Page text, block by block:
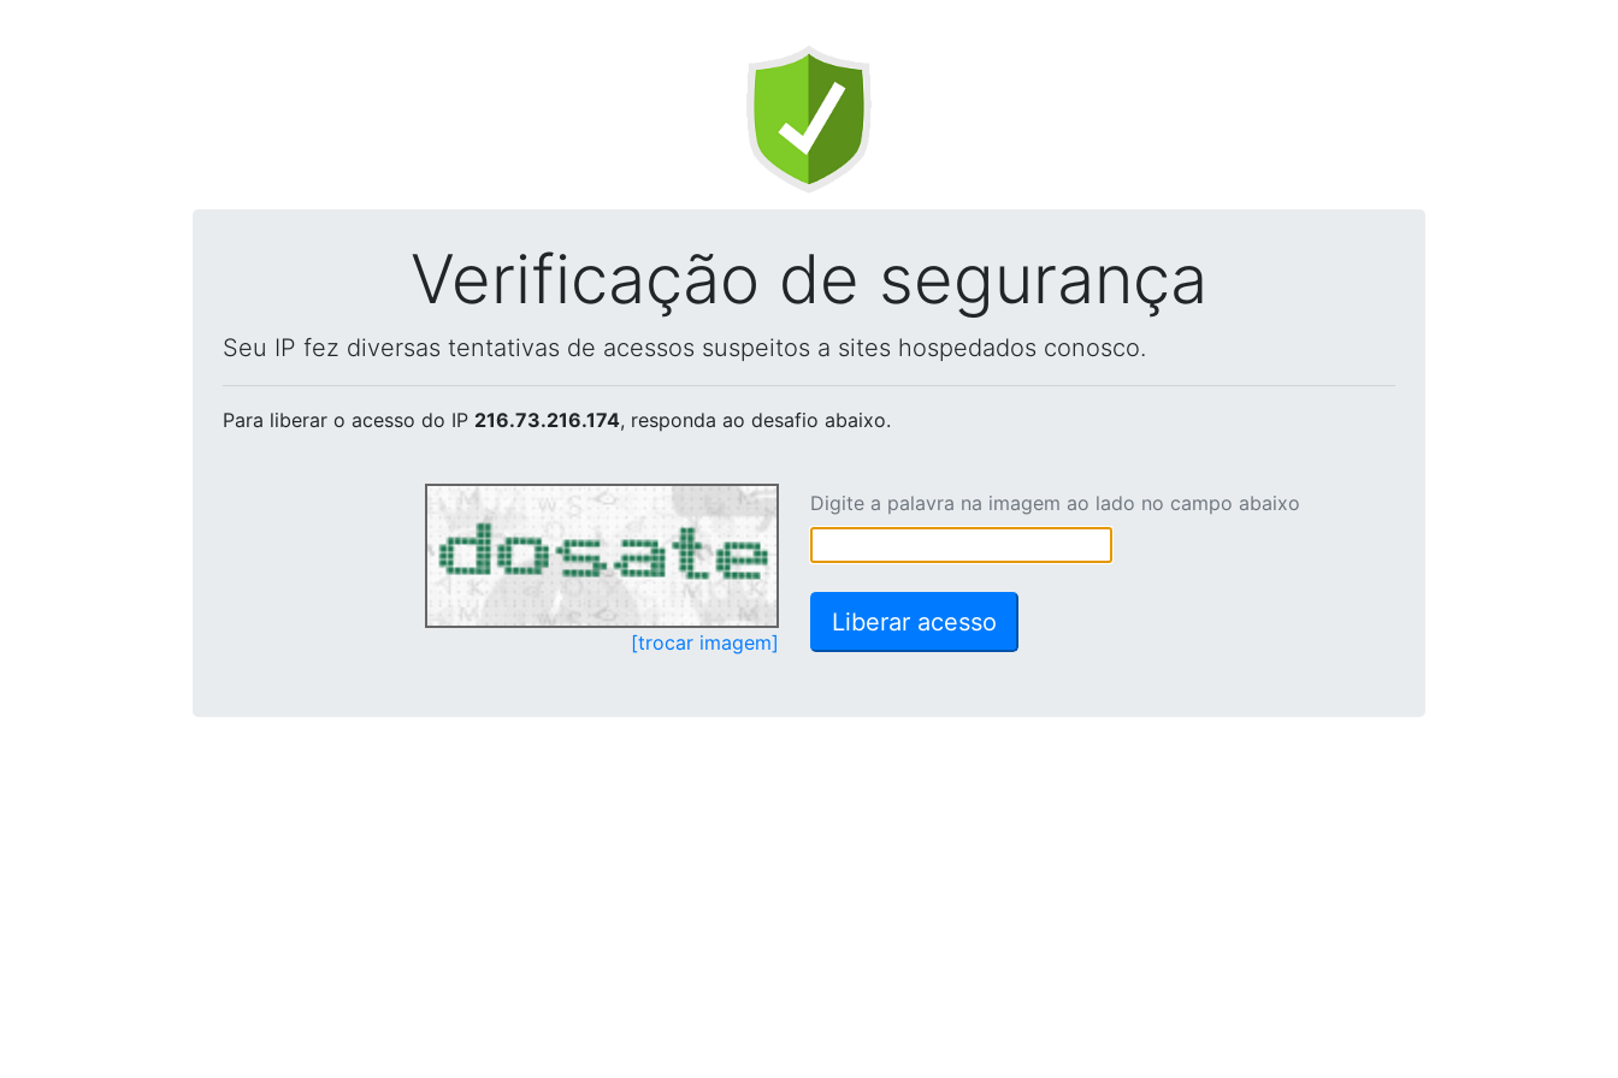
Verificação de segurança
Seu IP fez diversas tentativas de acessos suspeitos a sites hospedados conosco.
Para liberar o acesso do IP 216.73.216.174, responda ao desafio abaixo.
[trocar imagem]
Digite a palavra na imagem ao lado no campo abaixo